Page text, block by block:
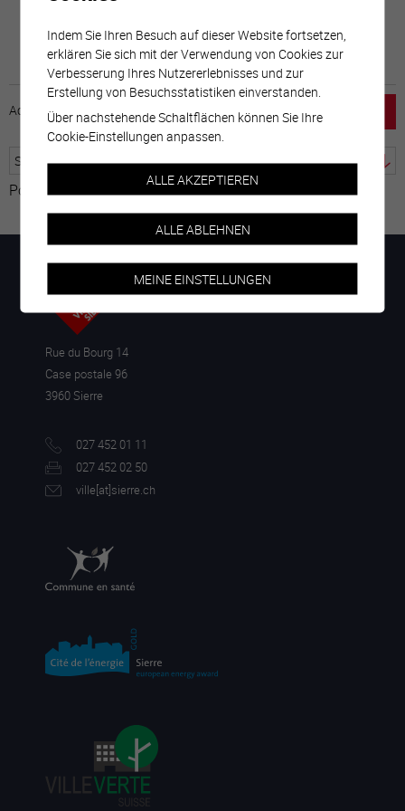
Accueil horaire emploi Mentions légales
Powered by Google Übersetzer
Rue du Bourg 14
Case postale 96
3960 Sierre
027 452 01 11
027 452 02 50
ville[at]sierre.ch
Indem Sie Ihren Besuch auf dieser Website fortsetzen,
erklären Sie sich mit der Verwendung von Cookies zur
Verbesserung Ihres Nutzererlebnisses und zur
Erstellung von Besuchsstatistiken einverstanden.
Über nachstehende Schaltflächen können Sie Ihre
Cookie-Einstellungen anpassen.
ALLE AKZEPTIEREN
ALLE ABLEHNEN
MEINE EINSTELLUNGEN